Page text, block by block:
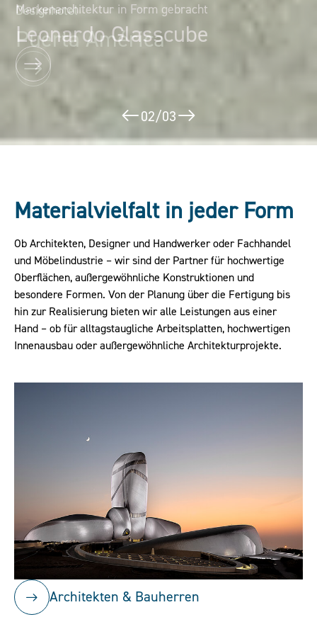
Markenarchitektur in Form gebracht
Leonardo Glasscube
Designhotel
Puerta América
02/03
Materialvielfalt in jeder Form
Ob Architekten, Designer und Handwerker oder Fachhandel
und Möbelindustrie – wir sind der Partner für hochwertige
Oberflächen, außergewöhnliche Konstruktionen und
besondere Formen. Von der Planung über die Fertigung bis
hin zur Realisierung bieten wir alle Leistungen aus einer
Hand – ob für alltagstaugliche Arbeitsplatten, hochwertigen
Innenausbau oder außergewöhnliche Architekturprojekte.
Architekten & Bauherren